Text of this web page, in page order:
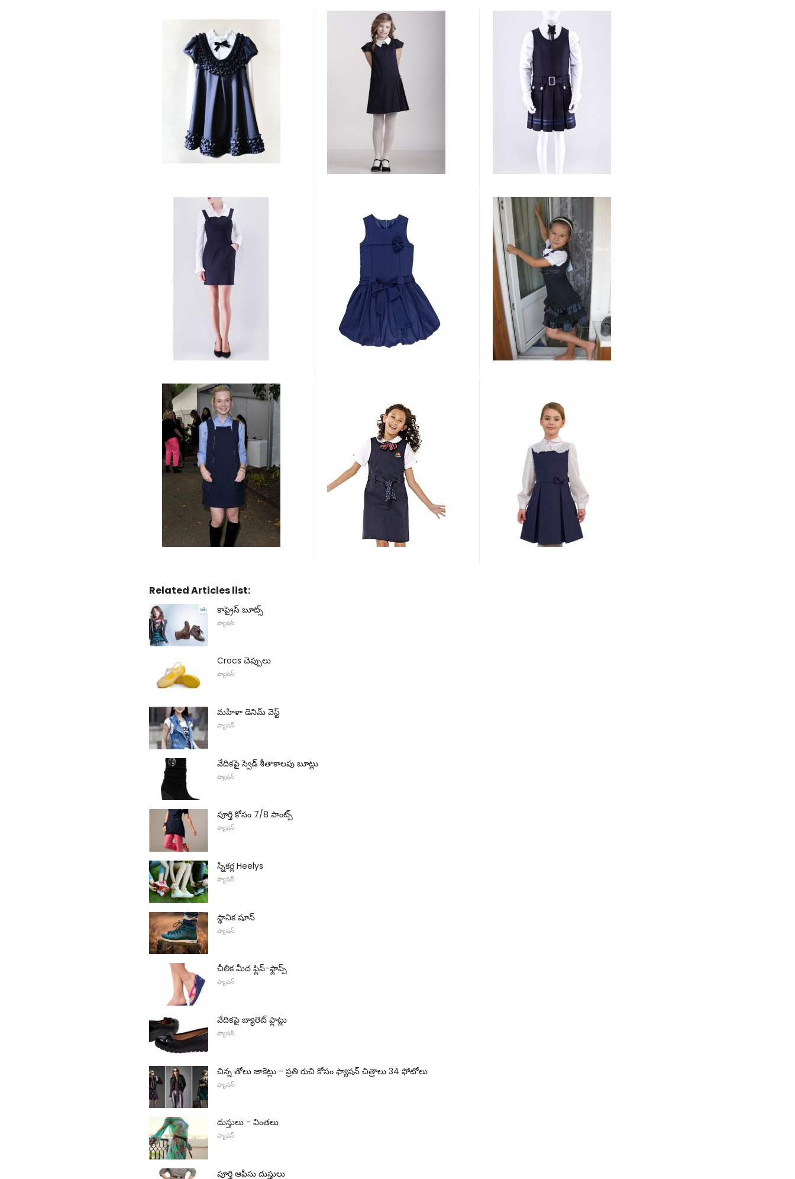
Related Articles list:
కాప్రైస్ బూట్స్
ఫ్యాషన్
Crocs చెప్పులు
ఫ్యాషన్
మహిళా డెనిమ్ వెస్ట్
ఫ్యాషన్
వేదికపై స్వెడ్ శీతాకాలపు బూట్లు
ఫ్యాషన్
పూర్తి కోసం 7/8 పాంట్స్
ఫ్యాషన్
స్నీకర్ల Heelys
ఫ్యాషన్
స్థానిక షూస్
ఫ్యాషన్
చీలిక మీద ఫ్లిప్-ఫ్లాప్స్
ఫ్యాషన్
వేదికపై బ్యాలెట్ ఫ్లాట్లు
ఫ్యాషన్
చిన్న తోలు జాకెట్లు - ప్రతి రుచి కోసం ఫ్యాషన్ చిత్రాలు 34 ఫోటోలు
ఫ్యాషన్
దుస్తులు - వింతలు
ఫ్యాషన్
పూర్తి ఆఫీసు దుస్తులు